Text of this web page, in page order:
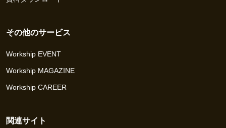
その他のサービス
Workship EVENT
Workship MAGAZINE
Workship CAREER
関連サイト